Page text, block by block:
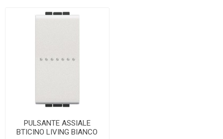
PULSANTE ASSIALE
BTICINO LIVING BIANCO